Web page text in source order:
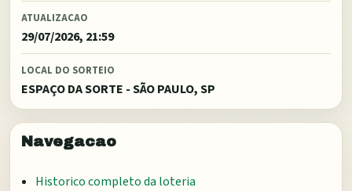
ATUALIZACAO
29/07/2026, 21:59
LOCAL DO SORTEIO
ESPAÇO DA SORTE - SÃO PAULO, SP
Navegacao
Historico completo da loteria